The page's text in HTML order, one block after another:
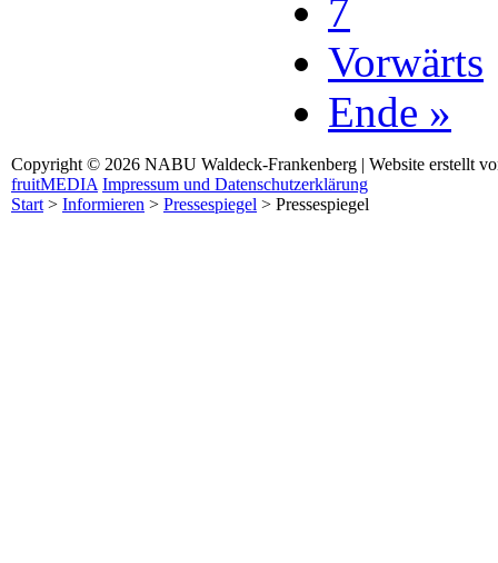
7
Vorwärts
Ende »
Copyright © 2026 NABU Waldeck-Frankenberg | Website erstellt
fruitMEDIA Impressum und Datenschutzerklärung
Start> Informieren > Pressespiegel > Pressespiegel